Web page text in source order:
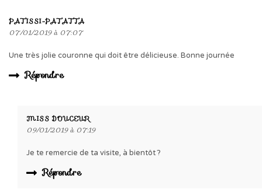
PATISSI-PATATTA
07/01/2019 à 07:07
Une très jolie couronne qui doit être délicieuse. Bonne journée
Répondre
MISS DOUCEUR
09/01/2019 à 07:19
Je te remercie de ta visite, à bientôt ?
Répondre